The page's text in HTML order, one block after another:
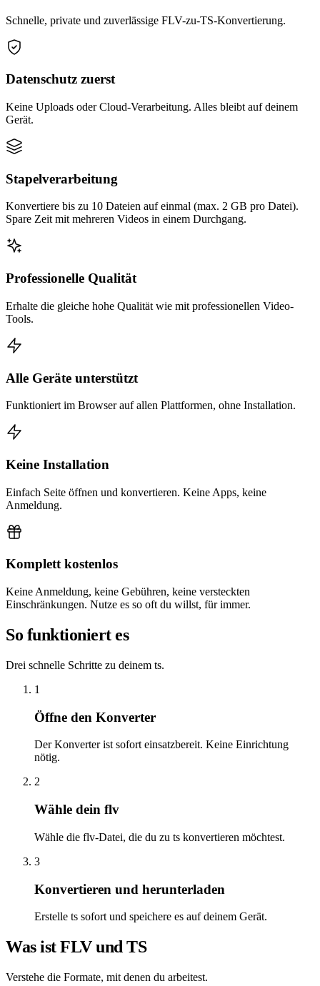
Schnelle, private und zuverlässige FLV-zu-TS-Konvertierung.
Datenschutz zuerst
Keine Uploads oder Cloud-Verarbeitung. Alles bleibt auf deinem
Gerät.
Stapelverarbeitung
Konvertiere bis zu 10 Dateien auf einmal (max. 2 GB pro Datei).
Spare Zeit mit mehreren Videos in einem Durchgang.
Professionelle Qualität
Erhalte die gleiche hohe Qualität wie mit professionellen Video-
Tools.
Alle Geräte unterstützt
Funktioniert im Browser auf allen Plattformen, ohne Installation.
Keine Installation
Einfach Seite öffnen und konvertieren. Keine Apps, keine
Anmeldung.
Komplett kostenlos
Keine Anmeldung, keine Gebühren, keine versteckten
Einschränkungen. Nutze es so oft du willst, für immer.
So funktioniert es
Drei schnelle Schritte zu deinem ts.
1
Öffne den Konverter
Der Konverter ist sofort einsatzbereit. Keine Einrichtung
nötig.
2
Wähle dein flv
Wähle die flv-Datei, die du zu ts konvertieren möchtest.
3
Konvertieren und herunterladen
Erstelle ts sofort und speichere es auf deinem Gerät.
Was ist FLV und TS
Verstehe die Formate, mit denen du arbeitest.